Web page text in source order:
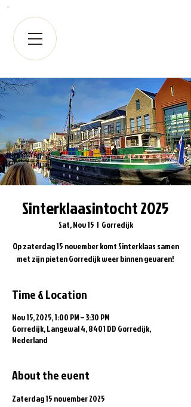
Sinterklaasintocht 2025
Sat, Nov 15
  |
Gorredijk
Op zaterdag 15 november komt Sinterklaas samen
met zijn pieten Gorredijk weer binnen gevaren!
Time & Location
Nov 15, 2025, 1:00 PM – 3:30 PM
Gorredijk, Langewal 4, 8401 DD Gorredijk,
Nederland
About the event
Zaterdag 15 november 2025